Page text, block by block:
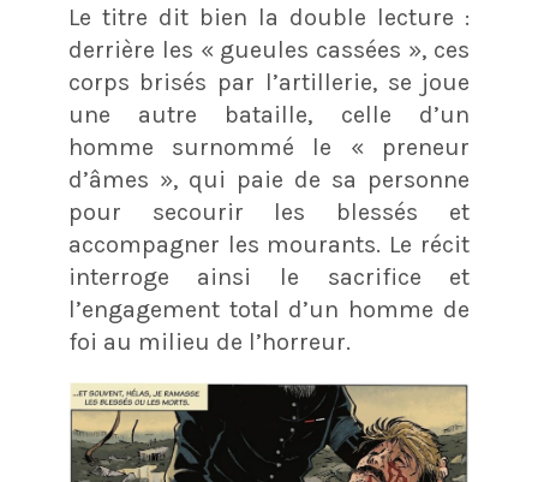
Le titre dit bien la double lecture :
derrière les « gueules cassées », ces
corps brisés par l’artillerie, se joue
une autre bataille, celle d’un
homme surnommé le « preneur
d’âmes », qui paie de sa personne
pour secourir les blessés et
accompagner les mourants. Le récit
interroge ainsi le sacrifice et
l’engagement total d’un homme de
foi au milieu de l’horreur.